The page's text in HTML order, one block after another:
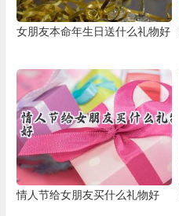
女朋友本命年生日送什么礼物好
情人节给女朋友买什么礼物好